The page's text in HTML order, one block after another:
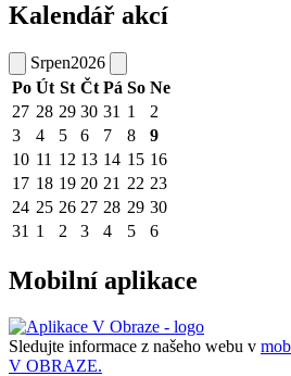
Kalendář akcí
Srpen2026
Po Út St Čt Pá So Ne
27 28 29 30 31 1
2
3
4 5 6 7 8
9
10 11 12 13 14 15 16
17 18 19 20 21 22 23
24 25 26 27 28 29 30
31 1 2 3 4 5 6
Mobilní aplikace
Sledujte informace z našeho webu v
V OBRAZE.